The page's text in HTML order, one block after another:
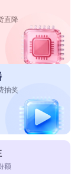
直降
抽奖
额